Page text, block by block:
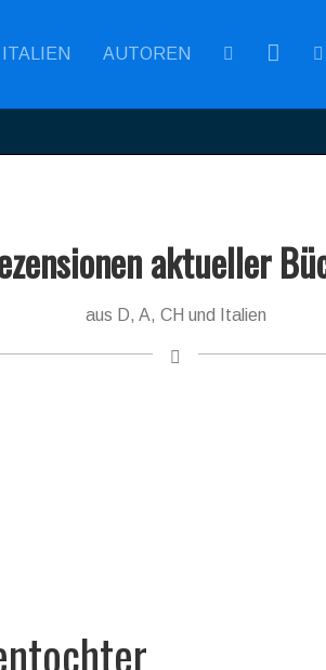
ITALIEN AUTOREN RSS
aktueller
aus D, A, CH und Italien